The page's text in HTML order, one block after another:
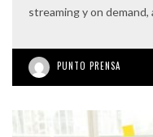
streaming y on demand,
PUNTO PRENSA